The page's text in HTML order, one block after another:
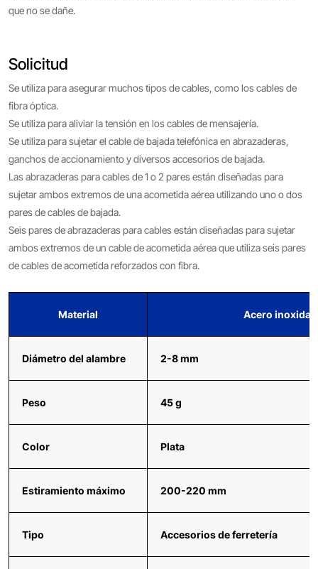
que no se dañe.
Solicitud
Se utiliza para asegurar muchos tipos de cables, como los cables de
fibra óptica.
Se utiliza para aliviar la tensión en los cables de mensajería.
Se utiliza para sujetar el cable de bajada telefónica en abrazaderas,
ganchos de accionamiento y diversos accesorios de bajada.
Las abrazaderas para cables de 1 o 2 pares están diseñadas para
sujetar ambos extremos de una acometida aérea utilizando uno o dos
pares de cables de bajada.
Seis pares de abrazaderas para cables están diseñadas para sujetar
ambos extremos de un cable de acometida aérea que utiliza seis pares
de cables de acometida reforzados con fibra.
Material Acero
Diámetro del alambre 2-8 mm
Peso 45 g
Color Plata
Estiramiento máximo 200-220 mm
Tipo Accesorios de ferretería